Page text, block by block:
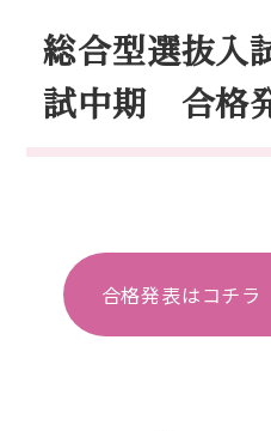
入試情報
総合型選抜入
試中期 合格
合格発表はコチラ